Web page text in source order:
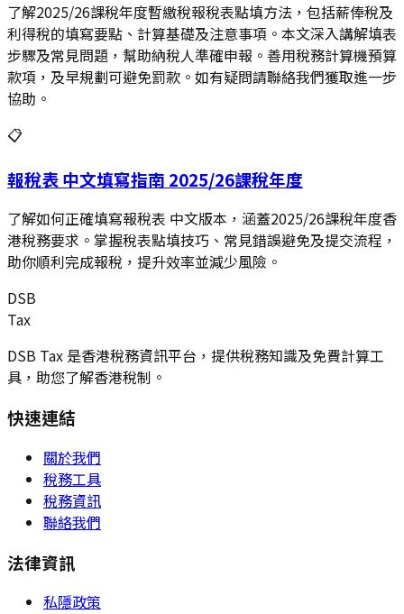
了解2025/26課稅年度暫繳稅報稅表點填方法，包括薪俸稅及
利得稅的填寫要點、計算基礎及注意事項。本文深入講解填表
步驟及常見問題，幫助納稅人準確申報。善用稅務計算機預算
款項，及早規劃可避免罰款。如有疑問請聯絡我們獲取進一步
協助。
📋
報稅表 中文填寫指南 2025/26課稅年度
了解如何正確填寫報稅表 中文版本，涵蓋2025/26課稅年度香
港稅務要求。掌握稅表點填技巧、常見錯誤避免及提交流程，
助你順利完成報稅，提升效率並減少風險。
DSB
Tax
DSB Tax 是香港稅務資訊平台，提供稅務知識及免費計算工
具，助您了解香港稅制。
快速連結
關於我們
稅務工具
稅務資訊
聯絡我們
法律資訊
私隱政策